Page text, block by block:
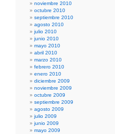
noviembre 2010
octubre 2010
septiembre 2010
agosto 2010
julio 2010
junio 2010
mayo 2010
abril 2010
marzo 2010
febrero 2010
enero 2010
diciembre 2009
noviembre 2009
octubre 2009
septiembre 2009
agosto 2009
julio 2009
junio 2009
mayo 2009